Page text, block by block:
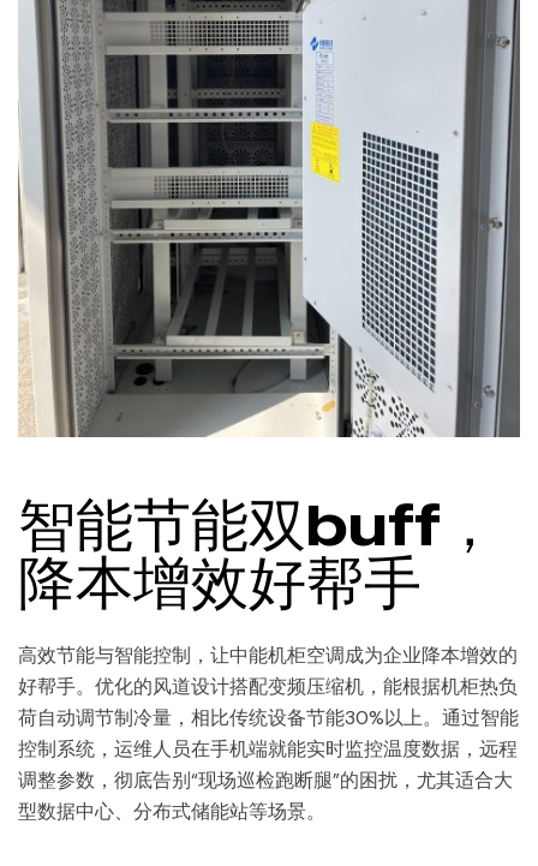
智能节能双buff，
降本增效好帮手
高效节能与智能控制，让中能机柜空调成为企业降本增效的
好帮手。优化的风道设计搭配变频压缩机，能根据机柜热负
荷自动调节制冷量，相比传统设备节能30%以上。通过智能
控制系统，运维人员在手机端就能实时监控温度数据，远程
调整参数，彻底告别“现场巡检跑断腿”的困扰，尤其适合大
型数据中心、分布式储能站等场景。